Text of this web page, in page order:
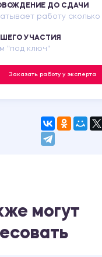
ДО СДАЧИ
работу сколько
УЧАСТИЯ
"под ключ"
Заказать работу у эксперта
могут